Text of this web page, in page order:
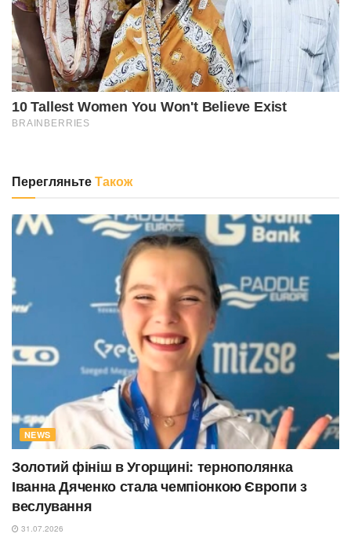
ПерегляньтеТакож
NEWS
Золотий фініш в Угорщині: тернополянка
Іванна Дяченко стала чемпіонкою Європи з
веслування
31.07.2026